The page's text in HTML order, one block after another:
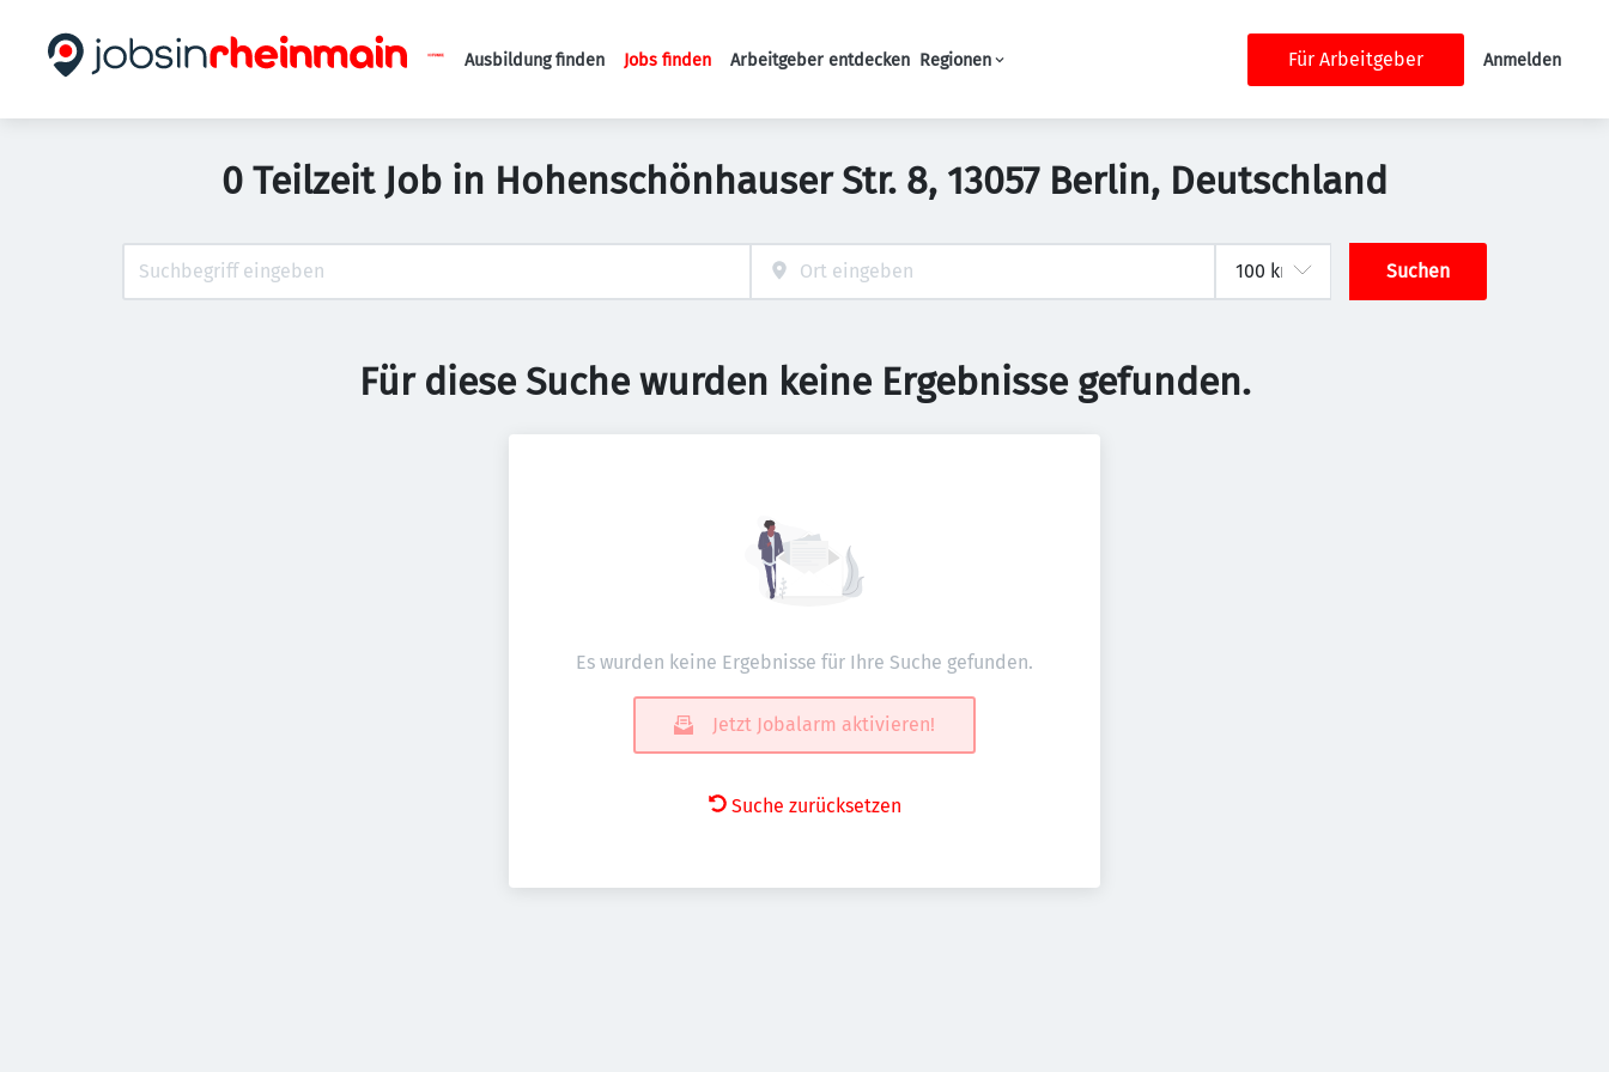
Haupt-Navigation
Ausbildung finden Jobs finden Arbeitgeber entdecken Regionen Für Arbeitgeber Anmelden
0 Teilzeit Job in Hohenschönhauser Str. 8, 13057 Berlin, Deutschland
Suchen
Für diese Suche wurden keine Ergebnisse gefunden.
Es wurden keine Ergebnisse für Ihre Suche gefunden.
Jetzt Jobalarm aktivieren!
Suche zurücksetzen